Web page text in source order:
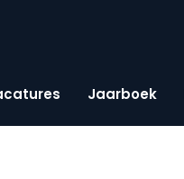
Jaarboek